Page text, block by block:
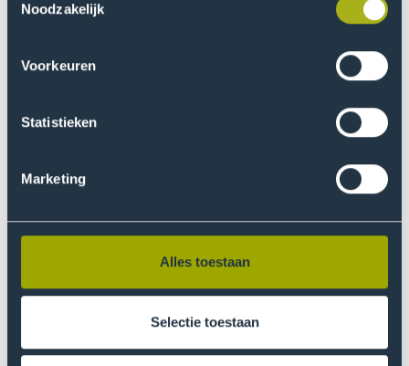
Noodzakelijk
Voorkeuren
Statistieken
Marketing
Alles toestaan
Selectie toestaan
Uiterste aanmelddeadline voor de
HALO en de PABO/HALO i.v.m. de
verplichte Meet&Matchdag welke eind
juni zal plaatsvinden. Je krijgt hierover
uiterlijk 2 weken van tevoren bericht
augustus
Voor alle deeltijdopleidingen (m.u.v.
Huidtherapie, waarvoor de deadline 15
januari is) en de duale opleidingen
Verpleegkunde, Social Work,
Elektrotechniek, Werktuigbouwkunde
en de masteropleidingen geldt de
deadline van 15 augustus.